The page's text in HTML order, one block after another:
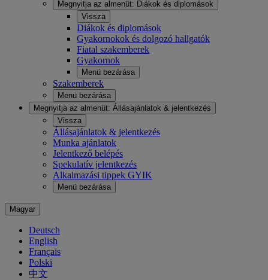
Megnyitja az almenüt: Diákok és diplomások
Vissza
Diákok és diplomások
Gyakornokok és dolgozó hallgatók
Fiatal szakemberek
Gyakornok
Menü bezárása
Szakemberek
Menü bezárása
Megnyitja az almenüt: Állásajánlatok & jelentkezés
Vissza
Állásajánlatok & jelentkezés
Munka ajánlatok
Jelentkező belépés
Spekulatív jelentkezés
Alkalmazási tippek GYIK
Menü bezárása
Magyar
Deutsch
English
Français
Polski
中文